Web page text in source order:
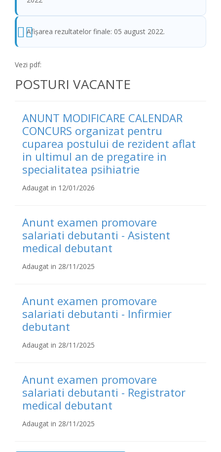
Afişarea rezultatelor finale: 05 august 2022.
Vezi pdf:
POSTURI VACANTE
ANUNT MODIFICARE CALENDAR
CONCURS organizat pentru
cuparea postului de rezident aflat
in ultimul an de pregatire in
specialitatea psihiatrie
Adaugat in 12/01/2026
Anunt examen promovare
salariati debutanti - Asistent
medical debutant
Adaugat in 28/11/2025
Anunt examen promovare
salariati debutanti - Infirmier
debutant
Adaugat in 28/11/2025
Anunt examen promovare
salariati debutanti - Registrator
medical debutant
Adaugat in 28/11/2025